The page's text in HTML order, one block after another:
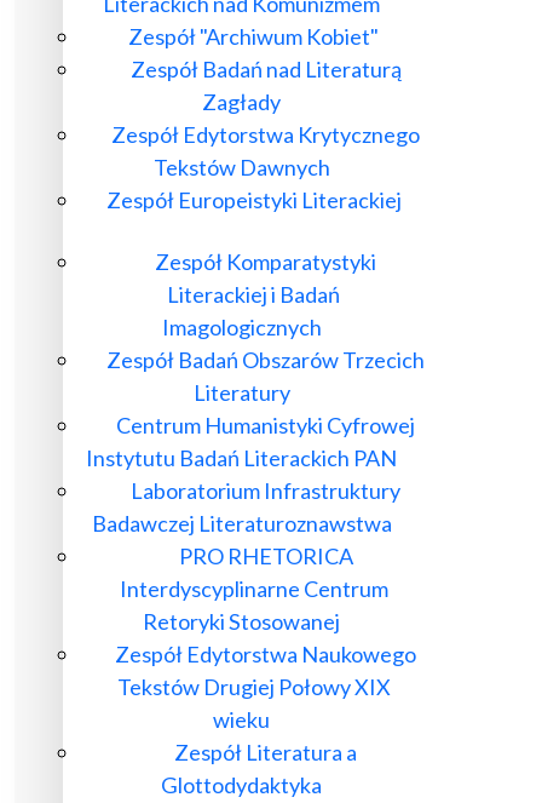
Zespół "Archiwum Kobiet"
Zespół Badań nad Literaturą
Zagłady
Zespół Edytorstwa Krytycznego
Tekstów Dawnych
Zespół Europeistyki Literackiej
Zespół Komparatystyki
Literackiej i Badań
Imagologicznych
Zespół Badań Obszarów Trzecich
Literatury
Centrum Humanistyki Cyfrowej
Instytutu Badań Literackich PAN
Laboratorium Infrastruktury
Badawczej Literaturoznawstwa
PRO RHETORICA
Interdyscyplinarne Centrum
Retoryki Stosowanej
Zespół Edytorstwa Naukowego
Tekstów Drugiej Połowy XIX
wieku
Zespół Literatura a
Glottodydaktyka